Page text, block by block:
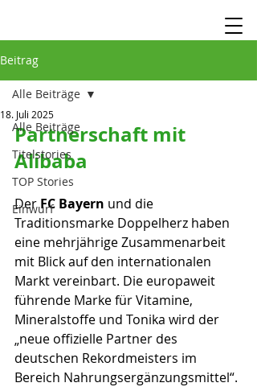
Beitrag
Alle Beiträge
Titelstories
TOP Stories
Einwurf
Alle Beiträge
18. Juli 2025
Partnerschaft mit
Alibaba
Der FC Bayern und die
Traditionsmarke Doppelherz haben
eine mehrjährige Zusammenarbeit
mit Blick auf den internationalen
Markt vereinbart. Die europaweit
führende Marke für Vitamine,
Mineralstoffe und Tonika wird der
„neue offizielle Partner des
deutschen Rekordmeisters im
Bereich Nahrungsergänzungsmittel“.